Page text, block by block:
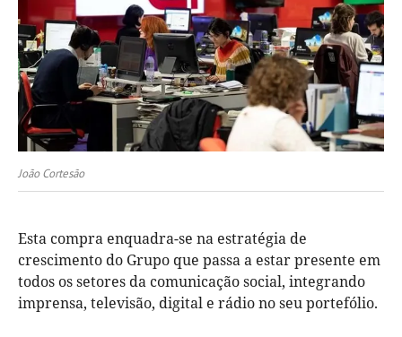
João Cortesão
Esta compra enquadra-se na estratégia de
crescimento do Grupo que passa a estar presente em
todos os setores da comunicação social, integrando
imprensa, televisão, digital e rádio no seu portefólio.